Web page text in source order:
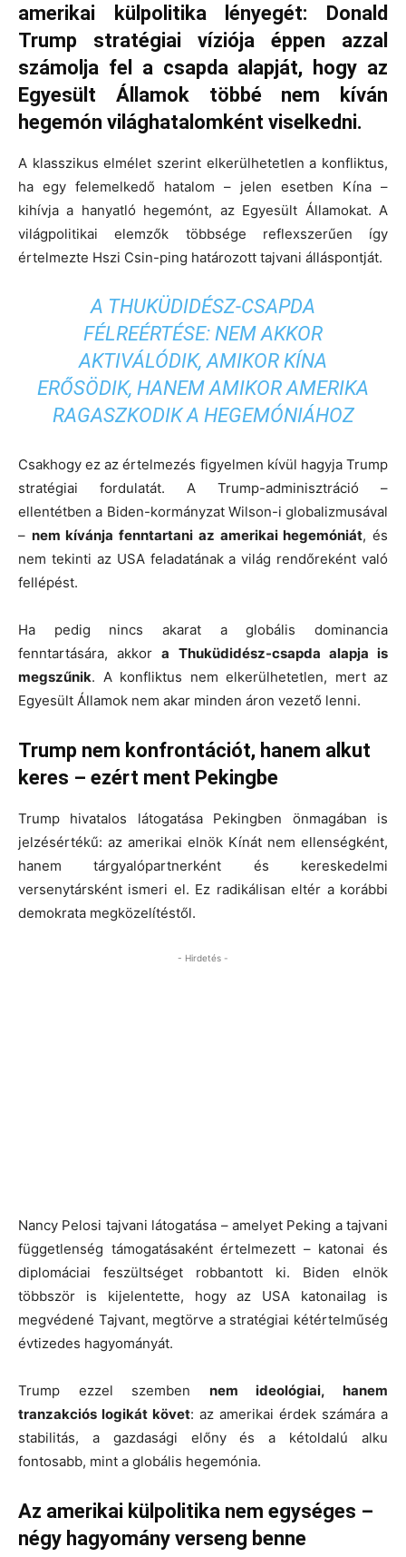
amerikai külpolitika lényegét: Donald
Trump stratégiai víziója éppen azzal
számolja fel a csapda alapját, hogy az
Egyesült Államok többé nem kíván
hegemón világhatalomként viselkedni.
A klasszikus elmélet szerint elkerülhetetlen a konfliktus,
ha egy felemelkedő hatalom – jelen esetben Kína –
kihívja a hanyatló hegemónt, az Egyesült Államokat. A
világpolitikai elemzők többsége reflexszerűen így
értelmezte Hszi Csin-ping határozott tajvani álláspontját.
A THUKÜDIDÉSZ-CSAPDA
FÉLREÉRTÉSE: NEM AKKOR
AKTIVÁLÓDIK, AMIKOR KÍNA
ERŐSÖDIK, HANEM AMIKOR AMERIKA
RAGASZKODIK A HEGEMÓNIÁHOZ
Csakhogy ez az értelmezés figyelmen kívül hagyja Trump
stratégiai fordulatát. A Trump-adminisztráció –
ellentétben a Biden-kormányzat Wilson-i globalizmusával
– nem kívánja fenntartani az amerikai hegemóniát, és
nem tekinti az USA feladatának a világ rendőreként való
fellépést.
Ha pedig nincs akarat a globális dominancia
fenntartására, akkora Thuküdidész-csapda alapja is
megszűnik. A konfliktus nem elkerülhetetlen, mert az
Egyesült Államok nem akar minden áron vezető lenni.
Trump nem konfrontációt, hanem alkut
keres – ezért ment Pekingbe
Trump hivatalos látogatása Pekingben önmagában is
jelzésértékű: az amerikai elnök Kínát nem ellenségként,
hanem tárgyalópartnerként és kereskedelmi
versenytársként ismeri el. Ez radikálisan eltér a korábbi
demokrata megközelítéstől.
- Hirdetés -
Nancy Pelosi tajvani látogatása – amelyet Peking a tajvani
függetlenség támogatásaként értelmezett – katonai és
diplomáciai feszültséget robbantott ki. Biden elnök
többször is kijelentette, hogy az USA katonailag is
megvédené Tajvant, megtörve a stratégiai kétértelműség
évtizedes hagyományát.
Trump ezzel szemben nem ideológiai, hanem
tranzakciós logikát követ: az amerikai érdek számára a
stabilitás, a gazdasági előny és a kétoldalú alku
fontosabb, mint a globális hegemónia.
Az amerikai külpolitika nem egységes –
négy hagyomány verseng benne